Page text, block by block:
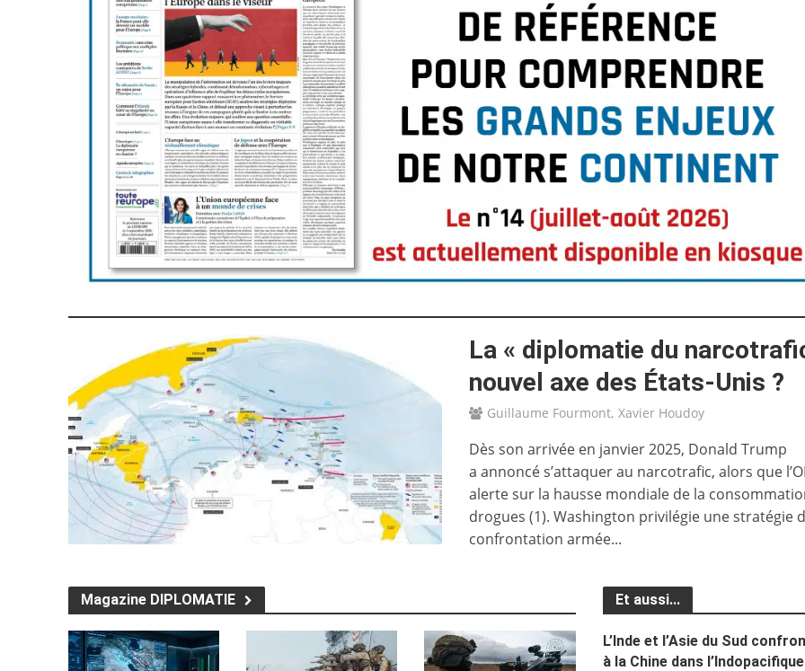
La « diplomatie du
nouvel axe des États-Unis ?
Guillaume Fourmont Xavier Houdoy
Dès son arrivée en janvier 2025, Donald Trump
a annoncé s’attaquer au narcotrafic, alors que
alerte sur la hausse mondiale de la
drogues (1). Washington privilégie une stratégie
confrontation armée...
Magazine DIPLOMATIE Et aussi...
L’Inde et l’Asie du Sud
à la Chine dans l’Indopacifique